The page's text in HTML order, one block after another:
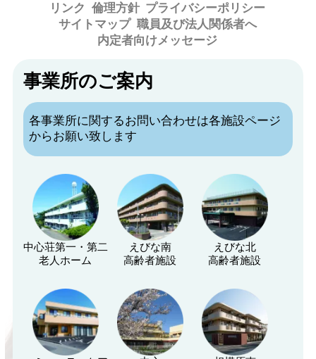
リンク 倫理方針 プライバシーポリシー
サイトマップ 職員及び法人関係者へ
内定者向けメッセージ
事業所のご案内
各事業所に関するお問い合わせは各施設ページ
からお願い致します
中心荘第一・第二
老人ホーム
えびな南
高齢者施設
えびな北
高齢者施設